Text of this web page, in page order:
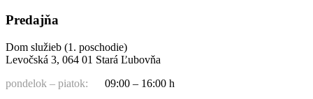
Predajňa
Dom služieb (1. poschodie)
Levočská 3, 064 01 Stará Ľubovňa
pondelok – piatok:
09:00 – 16:00 h